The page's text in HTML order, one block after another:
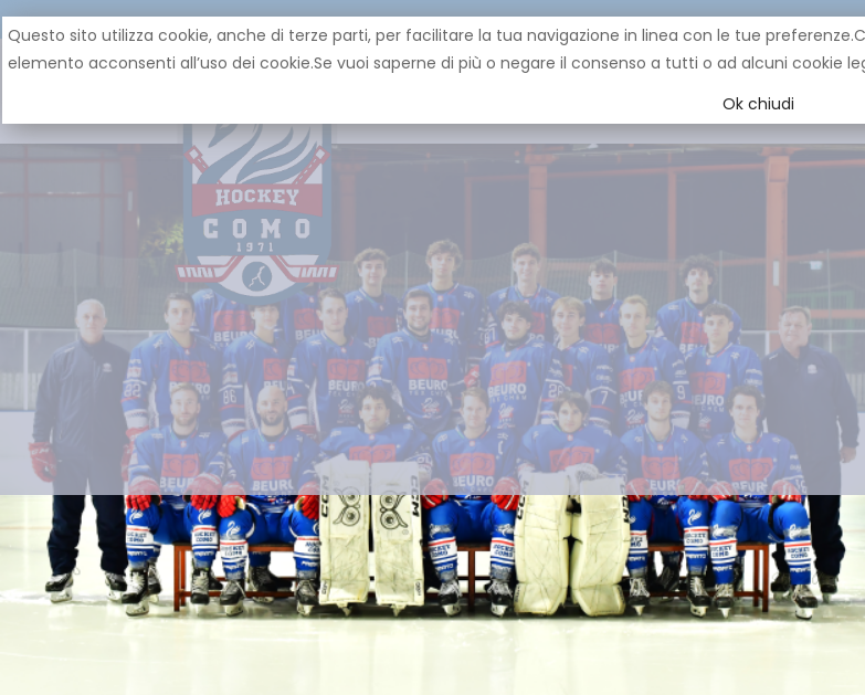
YOUNG
Questo sito utilizza cookie, anche di terze parti, per facilitare la tua navigazione in linea con le tue
elemento acconsenti all’uso dei cookie.Se vuoi saperne di più o negare il consenso a tutti o ad alcuni cookie
Ok chiudi